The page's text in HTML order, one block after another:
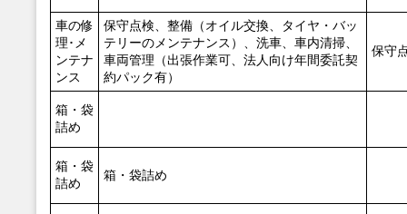
車の修
理･メ
ンテナ
ンス
保守点検、整備（オイル交換、タイヤ・バッ
テリーのメンテナンス）、洗車、車内清掃、
車両管理（出張作業可、法人向け年間委託契
約パック有）
保守
箱・袋
詰め
箱・袋
詰め
箱・袋詰め